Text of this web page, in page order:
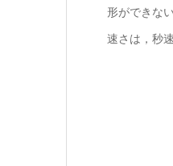
形ができな
速さは，秒